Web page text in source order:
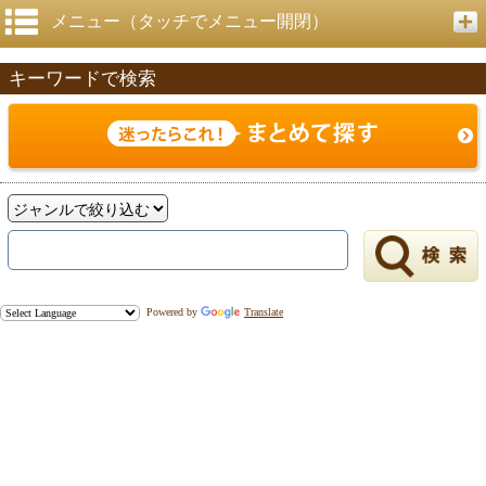
メニュー（タッチでメニュー開閉）
キーワードで検索
Powered by Translate